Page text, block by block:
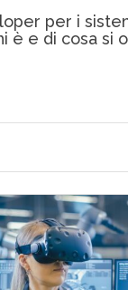
per i
è e di cosa si